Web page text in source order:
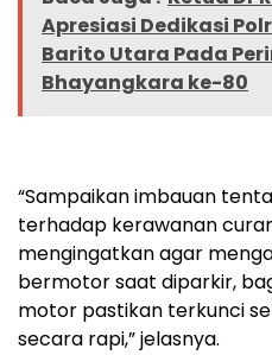
Apresiasi Dedikasi
Barito Utara Pada
Bhayangkara ke-80
“Sampaikan imbauan
terhadap kerawanan
mengingatkan agar
bermotor saat diparkir,
motor pastikan terkunci
secara rapi,” jelasnya.